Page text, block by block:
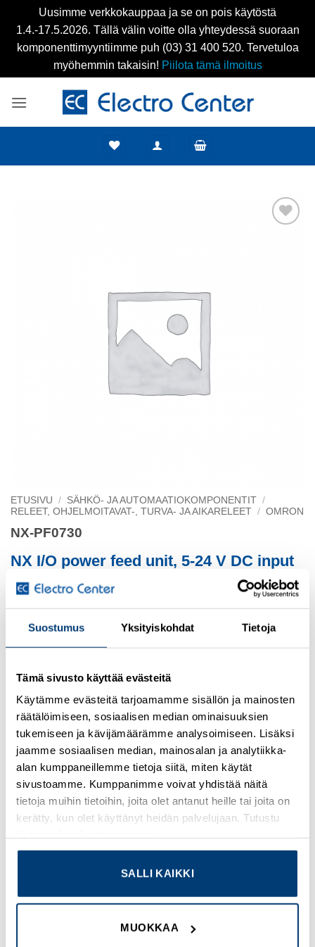
Suostumus Yksityiskohdat Tietoja
Tämä sivusto käyttää evästeitä
Käytämme evästeitä tarjoamamme sisällön ja mainosten
räätälöimiseen, sosiaalisen median ominaisuuksien
tukemiseen ja kävijämäärämme analysoimiseen. Lisäksi
jaamme sosiaalisen median, mainosalan ja analytiikka-
alan kumppaneillemme tietoja siitä, miten käytät
sivustoamme. Kumppanimme voivat yhdistää näitä
tietoja muihin tietoihin, joita olet antanut heille tai joita on
kerätty, kun olet käyttänyt heidän palvelujaan. Tutustu
SALLI KAIKKI
MUOKKAA
Uusimme verkkokauppaa ja se on pois käytöstä
1.4.-17.5.2026. Tällä välin voitte olla yhteydessä suoraan
komponenttimyyntiimme puh (03) 31 400 520. Tervetuloa
myöhemmin takaisin! Piilota tämä ilmoitus
ETUSIVU / SÄHKÖ- JA AUTOMAATIOKOMPONENTIT /
RELEET, OHJELMOITAVAT-, TURVA- JA AIKARELEET / OMRON
NX-PF0730
NX I/O power feed unit, 5-24 V DC input
8 terminals, 10A, screwless push-in connector
verkkokauppaa
Osastot:Omron,Uudet tuotteet
TUTUSTU MYÖS
wishlist